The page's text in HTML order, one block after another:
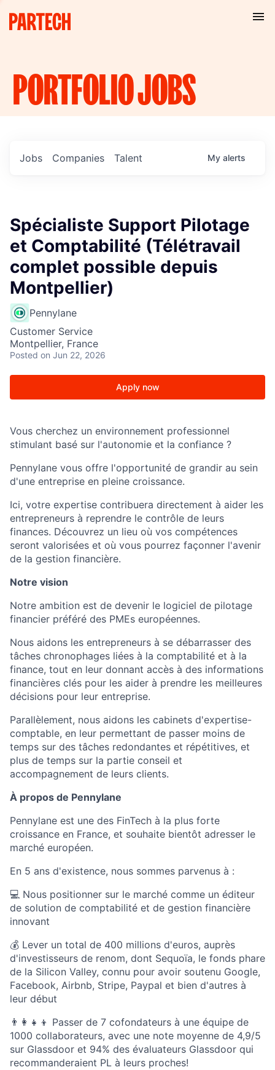
PORTFOLIOJOBS
Jobs Companies Talent My alerts
Spécialiste Support Pilotage
et Comptabilité (Télétravail
complet possible depuis
Montpellier)
Pennylane
Customer Service
Montpellier, France
Posted on Jun 22, 2026
Apply now
Vous cherchez un environnement professionnel
stimulant basé sur l'autonomie et la confiance ?
Pennylane vous offre l'opportunité de grandir au sein
d'une entreprise en pleine croissance.
Ici, votre expertise contribuera directement à aider les
entrepreneurs à reprendre le contrôle de leurs
finances. Découvrez un lieu où vos compétences
seront valorisées et où vous pourrez façonner l'avenir
de la gestion financière.
Notre vision
Notre ambition est de devenir le logiciel de pilotage
financier préféré des PMEs européennes.
Nous aidons les entrepreneurs à se débarrasser des
tâches chronophages liées à la comptabilité et à la
finance, tout en leur donnant accès à des informations
financières clés pour les aider à prendre les meilleures
décisions pour leur entreprise.
Parallèlement, nous aidons les cabinets d'expertise-
comptable, en leur permettant de passer moins de
temps sur des tâches redondantes et répétitives, et
plus de temps sur la partie conseil et
accompagnement de leurs clients.
À propos de Pennylane
Pennylane est une des FinTech à la plus forte
croissance en France, et souhaite bientôt adresser le
marché européen.
En 5 ans d'existence, nous sommes parvenus à :
💻 Nous positionner sur le marché comme un éditeur
de solution de comptabilité et de gestion financière
innovant
💰 Lever un total de 400 millions d'euros, auprès
d'investisseurs de renom, dont Sequoïa, le fonds phare
de la Silicon Valley, connu pour avoir soutenu Google,
Facebook, Airbnb, Stripe, Paypal et bien d'autres à
leur début
👨‍👩‍👧‍👦 Passer de 7 cofondateurs à une équipe de
1000 collaborateurs, avec une note moyenne de 4,9/5
sur Glassdoor et 94% des évaluateurs Glassdoor qui
recommanderaient PL à leurs proches!